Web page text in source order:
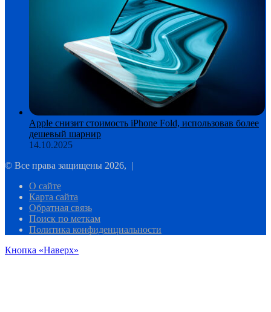
Apple снизит стоимость iPhone Fold, использовав более
дешевый шарнир
14.10.2025
© Все права защищены 2026, |
О сайте
Карта сайта
Обратная связь
Поиск по меткам
Политика конфиденциальности
Кнопка «Наверх»